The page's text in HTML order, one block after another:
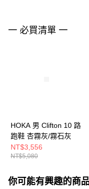
一 必買清單 一
HOKA 男 Clifton 10 路
跑鞋 杏霧灰/霧石灰
NT$3,556
NT$5,080
你可能有興趣的商